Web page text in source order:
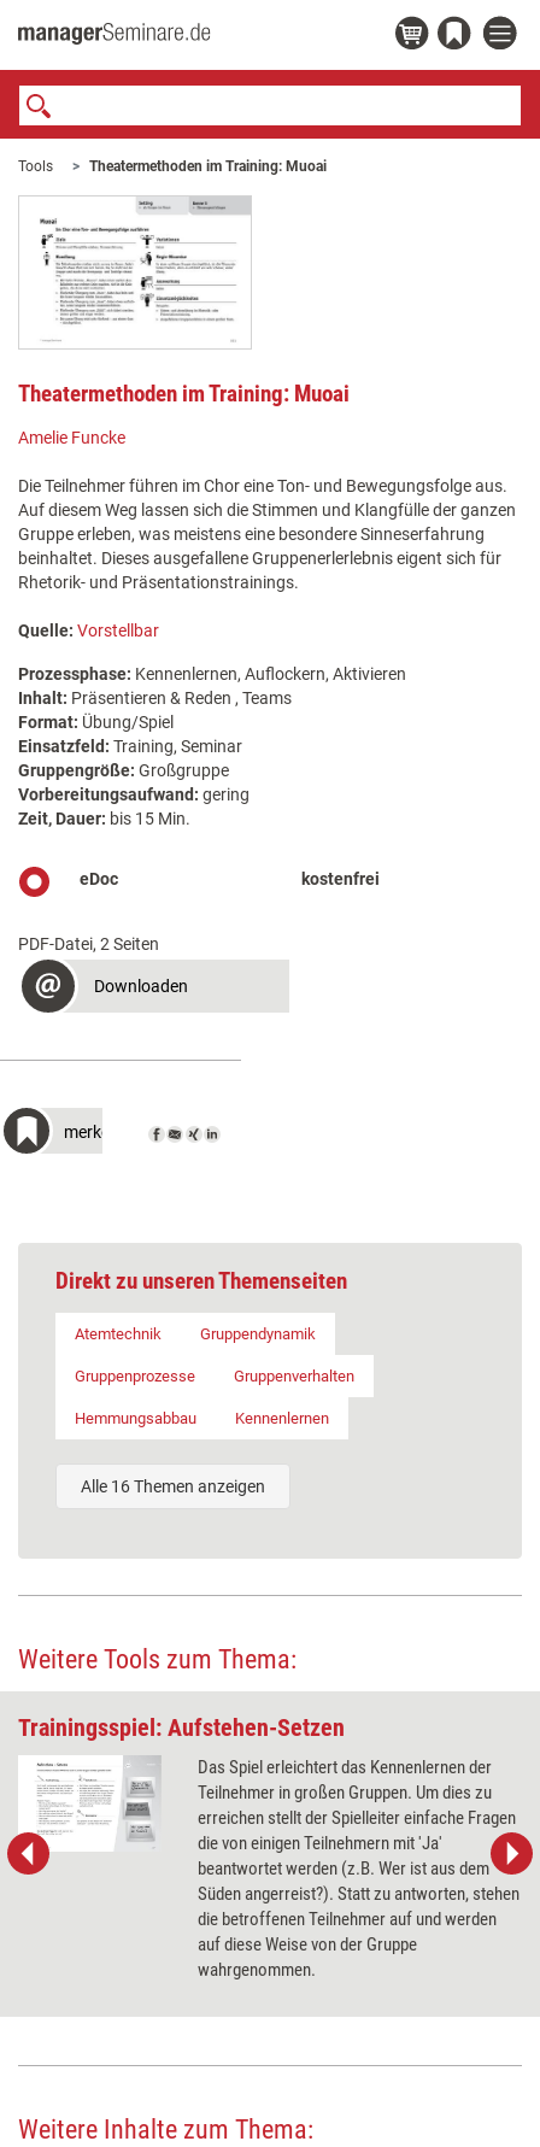
Tools Theatermethoden im Training: Muoai
Theatermethoden im Training: Muoai
Amelie Funcke
Die Teilnehmer führen im Chor eine Ton- und Bewegungsfolge aus.
Auf diesem Weg lassen sich die Stimmen und Klangfülle der ganzen
Gruppe erleben, was meistens eine besondere Sinneserfahrung
beinhaltet. Dieses ausgefallene Gruppenerlerlebnis eigent sich für
Rhetorik- und Präsentationstrainings.
Quelle: Vorstellbar
Prozessphase: Kennenlernen, Auflockern, Aktivieren
Inhalt: Präsentieren & Reden , Teams
Format: Übung/Spiel
Einsatzfeld: Training, Seminar
Gruppengröße: Großgruppe
Vorbereitungsaufwand: gering
Zeit, Dauer: bis 15 Min.
eDoc kostenfrei
PDF-Datei, 2 Seiten
Downloaden
merken
Direkt zu unseren Themenseiten
Atemtechnik Gruppendynamik
Gruppenprozesse Gruppenverhalten
Hemmungsabbau Kennenlernen
Alle 16 Themen anzeigen
Weitere Tools zum Thema:
Trainingsspiel: Aufstehen-Setzen
Das Spiel erleichtert das Kennenlernen der
Teilnehmer in großen Gruppen. Um dies zu
erreichen stellt der Spielleiter einfache Fragen
die von einigen Teilnehmern mit 'Ja'
beantwortet werden (z.B. Wer ist aus dem
Süden angerreist?). Statt zu antworten, stehen
die betroffenen Teilnehmer auf und werden
auf diese Weise von der Gruppe
wahrgenommen.
Weitere Inhalte zum Thema: